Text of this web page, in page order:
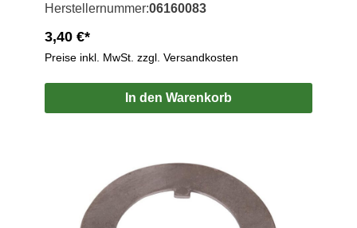
Herstellernummer:06160083
3,40 €*
Preise inkl. MwSt. zzgl. Versandkosten
In den Warenkorb